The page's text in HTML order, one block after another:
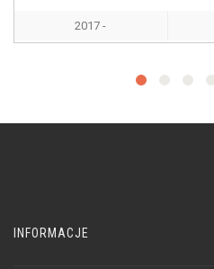
2017 -
INFORMACJE